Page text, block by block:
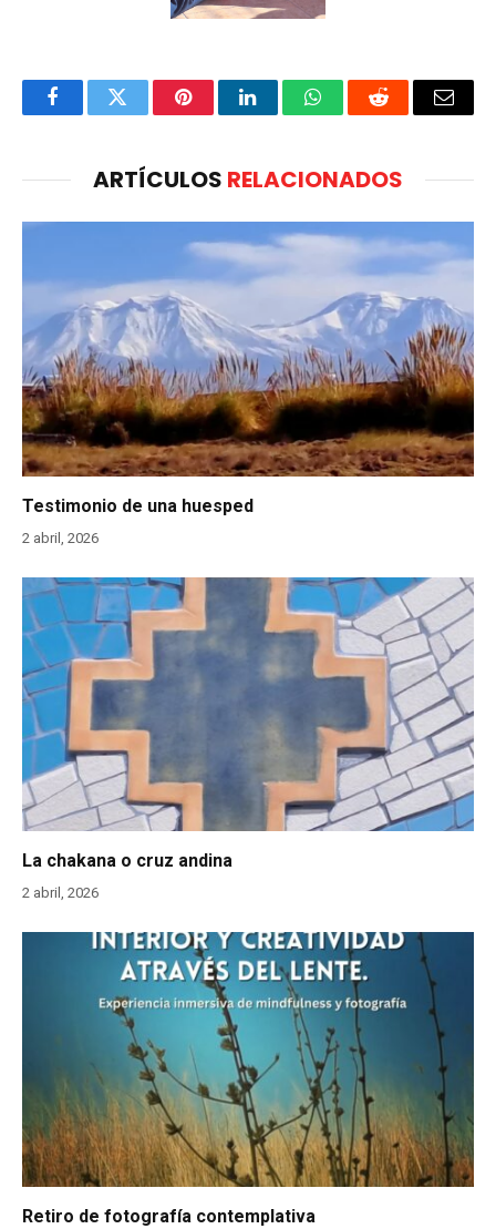
FacebookTwitter PinterestLinkedInWhatsAppReddit Email
ARTÍCULOS RELACIONADOS
Testimonio de una huesped
2 abril, 2026
La chakana o cruz andina
2 abril, 2026
Retiro de fotografía contemplativa